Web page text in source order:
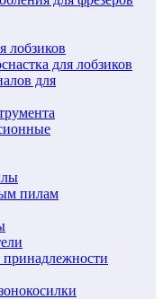
лобзиков
для лобзиков
для
пилам